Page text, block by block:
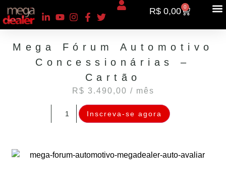
R$0,00 0
Mega Fórum Automotivo
Concessionárias –
Cartão
R$ 3.490,00 / mês
Inscreva-se agora
SOLUÇÕES AVANÇADAS